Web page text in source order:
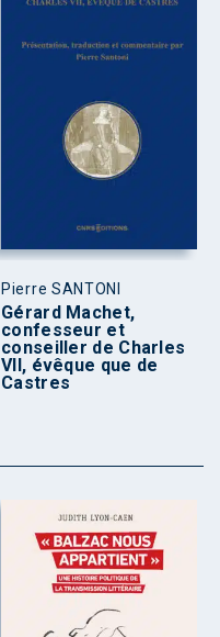
Pierre SANTONI
Gérard Machet,
confesseur et
conseiller de Charles
VII, évêque que de
Castres